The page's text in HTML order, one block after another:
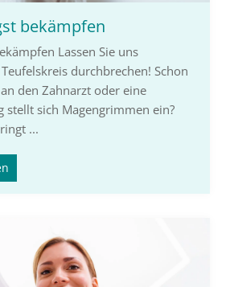
bekämpfen
Lassen Sie uns
durchbrechen! Schon
den Zahnarzt oder eine
stellt sich Magengrimmen ein?
...